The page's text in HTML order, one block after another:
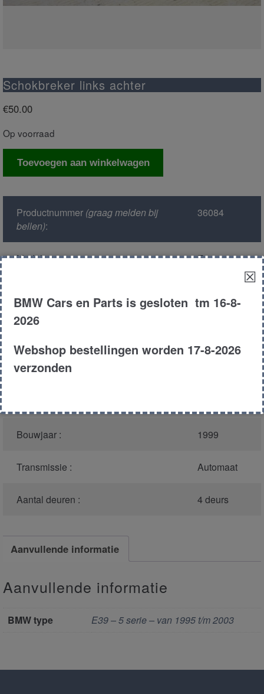
Schokbreker links achter
€50.00
Op voorraad
Schokbreker
Toevoegen aan winkelwagen
Productnummer(graag melden bij
bellen):
36084
Model : E39
Royalrot
Motor type :
Bouwjaar : 1999
Transmissie : Automaat
Aantal deuren : 4 deurs
Aanvullende informatie
Aanvullende informatie
BMW type E39 – 5 serie – van 1995 t/m 2003
☒
BMW Cars en Parts is gesloten tm 16-8-
2026
Webshop bestellingen worden 17-8-2026
verzonden